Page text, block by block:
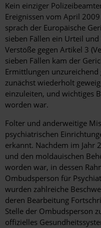
Kein einziger
Ereignissen vom April
sprach der Europäische
sieben Fällen ein Urteil
Verstöße gegen Artikel 3
sieben Fällen kam der
Ermittlungen unzureichend
zunächst wiederholt
einzuleiten, und wichtiges
worden war.
Folter und anderweitige
psychiatrischen
erkannt. Nachdem im Jahr
und den moldauischen
worden war, in dessen
Ombudsperson für
wurden zahlreiche
deren Bearbeitung
Stelle der Ombudsperson
offizielles